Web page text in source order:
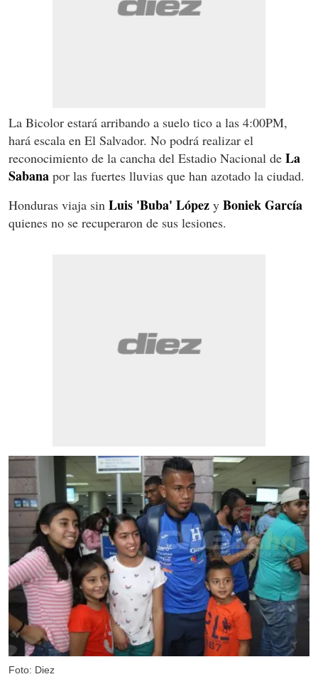
La Bicolor estará arribando a suelo tico a las 4:00PM,
hará escala en El Salvador. No podrá realizar el
reconocimiento de la cancha del Estadio Nacional de La
Sabana por las fuertes lluvias que han azotado la ciudad.
Honduras viaja sin Luis 'Buba' López y Boniek García
quienes no se recuperaron de sus lesiones.
Foto: Diez